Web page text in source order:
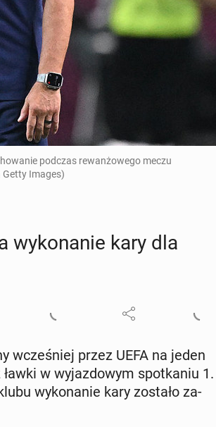
podczas rewanżowego meczu
Getty Images)
wy­ko­na­nie kary dla
wcze­śniej przez UEFA na jeden
w wy­jaz­do­wym spo­tka­niu 1.
wy­ko­na­nie kary zostało za­